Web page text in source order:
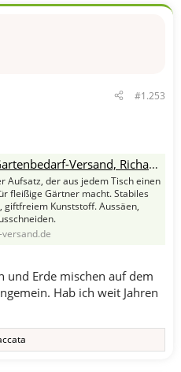
#1.253
Versand, Richard Ward
Aufsatz, der aus jedem Tisch einen
fleißige Gärtner macht. Stabiles
giftfreiem Kunststoff. Aussäen,
und Erde mischen auf dem
Hab ich weit Jahren